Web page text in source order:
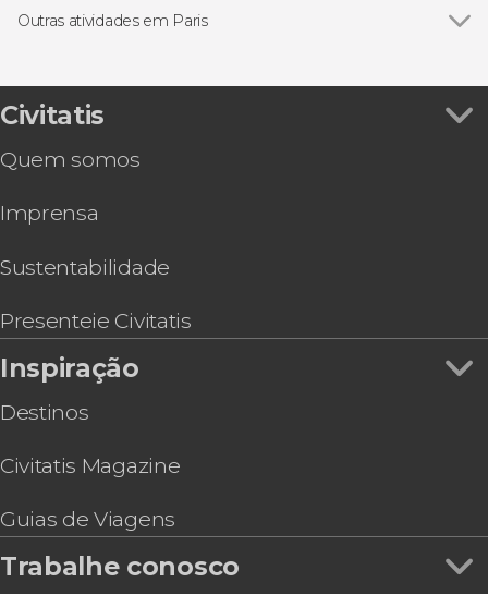
Conciergerie
Les Invalides
Museu d'Orsay
Excursões de um dia saindo de Paris
Visitas guiadas por Paris
Concertos em Paris
Free tours por Paris
Outras atividades em Paris
Ingresso da Sainte-Chapelle e Conciergerie
Ingresso da Ópera Garnier
Ingresso do Arco do Triunfo
Tour pelo Stade de France
Sessão de fotos privada no exterior da Torre
Ingresso do Museu de Montmartre
Civitatis
Quem somos
Imprensa
Sustentabilidade
Presenteie Civitatis
Inspiração
Destinos
Civitatis Magazine
Guias de Viagens
Trabalhe conosco